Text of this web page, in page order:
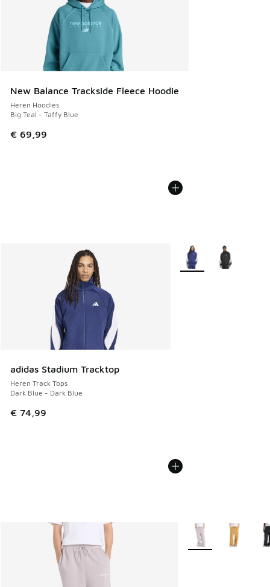
New Balance Trackside Fleece Hoodie
Heren Hoodies
Big Teal - Taffy Blue
€ 69,99
adidas Stadium Tracktop
Heren Track Tops
Dark Blue - Dark Blue
€ 74,99
Meer kleuren
Meer kleuren